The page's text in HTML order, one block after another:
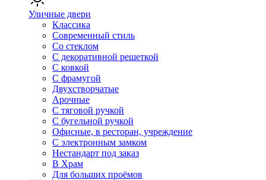
Уличные двери
Классика
Современный стиль
Со стеклом
С декоративной решеткой
С ковкой
С фрамугой
Двухстворчатые
Арочные
С тяговой ручкой
С бугельной ручкой
Офисные, в ресторан, учреждение
С электронным замком
Нестандарт под заказ
В Храм
Для больших проёмов